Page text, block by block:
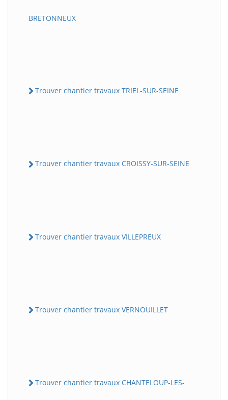
BRETONNEUX
Trouver chantier travaux TRIEL-SUR-SEINE
Trouver chantier travaux CROISSY-SUR-SEINE
Trouver chantier travaux VILLEPREUX
Trouver chantier travaux VERNOUILLET
Trouver chantier travaux CHANTELOUP-LES-